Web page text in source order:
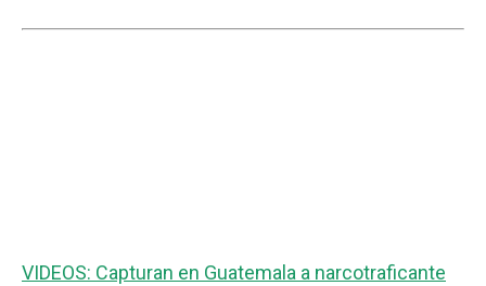
VIDEOS: Capturan en Guatemala a narcotraficante